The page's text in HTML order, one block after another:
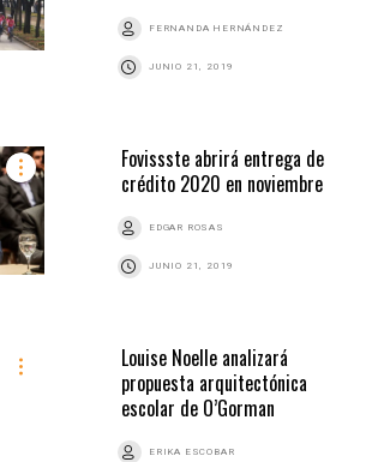
FERNANDA HERNÁNDEZ
JUNIO 21, 2019
Fovissste abrirá entrega de
crédito 2020 en noviembre
EDGAR ROSAS
JUNIO 21, 2019
Louise Noelle analizará
propuesta arquitectónica
escolar de O’Gorman
ERIKA ESCOBAR